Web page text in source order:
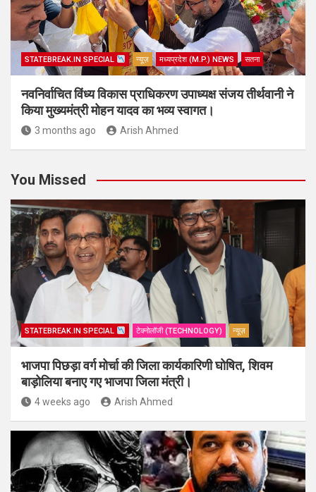
STATEBREAK.IN SPECIAL न्यूज़ मध्यप्रदेश (M.P.) NEWS सतना
नवनिर्वाचित विंध्य विकास प्राधिकरण उपाध्यक्ष संजय तीर्थवानी ने
किया मुख्यमंत्री मोहन यादव का भव्य स्वागत।
3 months ago Arish Ahmed
You Missed
STATEBREAK.IN SPECIAL टेक्नोलॉजी (TECHNOLOGY) न्यूज़
भाजपा पिछड़ा वर्ग मोर्चा की जिला कार्यकारिणी घोषित, शिवम
बाड़ोलिया बनाए गए भाजपा जिला मंत्री।
4 weeks ago Arish Ahmed